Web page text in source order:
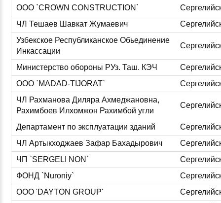
ООО `CROWN CONSTRUCTION`
ЧЛ Тешаев Шавкат Жумаевич
Узбекское Республиканское Обьединение
Инкассации
Министерство обороны РУз. Таш. КЭЧ
ООО `MADAD-TIJORAT`
ЧЛ Рахманова Диляра Ахмеджановна,
Рахимбоев Илхомжон Рахимбой угли
Департамент по эксплуатации зданий
ЧЛ Артыкходжаев Зафар Бахадырович
ЧП `SERGELI NON`
ФОНД `Nuroniy`
ООО 'DAYTON GROUP'